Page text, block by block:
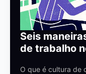
Seis
de trabalho
O que é cultura de